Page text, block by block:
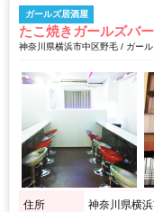
ガールズ居酒屋
たこ焼きガールズバ
神奈川県横浜市中区野毛 / ガー
住所 神奈川県横